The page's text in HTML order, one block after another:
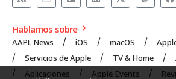
Hablamos sobre
AAPL News iOS macOS
Servicios de Apple
TV & Home
Aplicaciones
Apple Events